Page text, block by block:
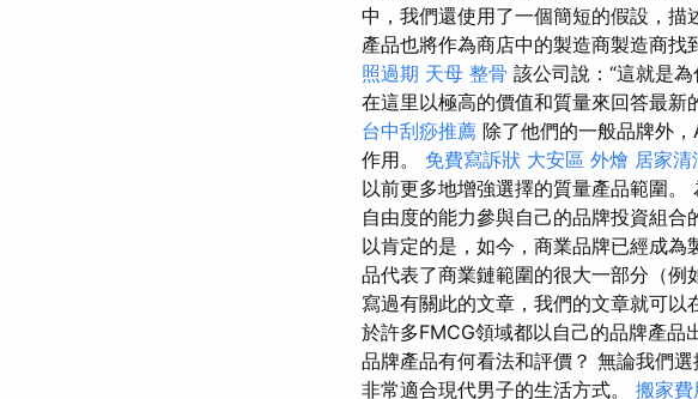
中，我們還使用了一個簡短的假設，描
產品也將作為商店中的製造商製造商找
照過期 天母 整骨 該公司說：“這就是
在這里以極高的價值和質量來回答最新
台中刮痧推薦 除了他們的一般品牌外
作用。 免費寫訴狀 大安區 外燴 居家
以前更多地增強選擇的質量產品範圍
自由度的能力參與自己的品牌投資組合
以肯定的是，如今，商業品牌已經成為
品代表了商業鏈範圍的很大一部分（
寫過有關此的文章，我們的文章就可以
於許多FMCG領域都以自己的品牌產品
品牌產品有何看法和評價？ 無論我們
非常適合現代男子的生活方式。 搬家費